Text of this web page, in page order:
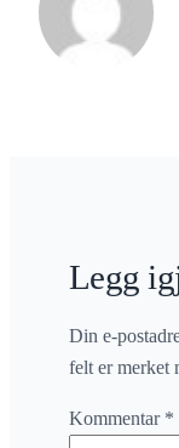
Legg
Din e-
felt er merket
Kommentar *